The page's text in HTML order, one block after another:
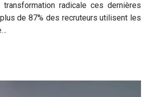
radicale ces dernières
plus de 87% des recruteurs utilisent les